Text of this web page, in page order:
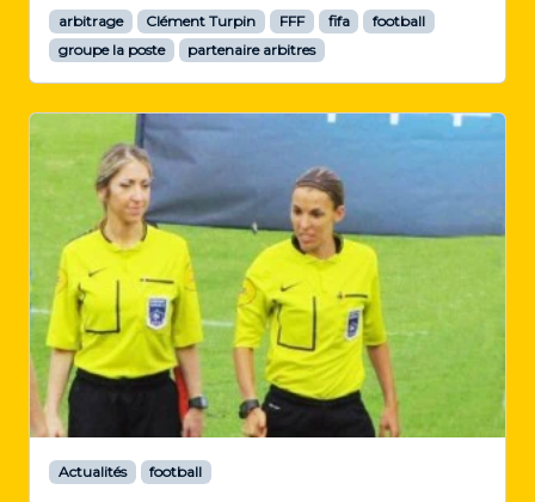
arbitrage Clément Turpin FFF fifa
football
groupe la poste
partenaire arbitres
Actualités football